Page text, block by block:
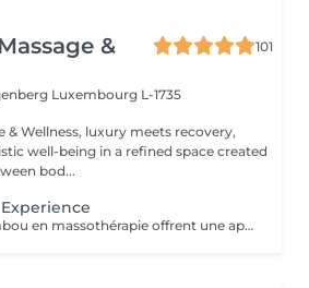
&
101
Luxembourg L-1735
& Wellness, luxury meets recovery,
well-being in a refined space created
bod...
Les ventouses en bambou en massothérapie offrent une approche naturelle, douce et non invasive pour le soin du corps Elles agissent en profondeur tout en respectant les tissus, sans provoquer de douleur ni de marques. Bienfaits principaux : Stimulent la microcirculation sanguine et améliorent l'oxygénation des tissus Favorisent la récupération musculaire et réduisent les tensions, notamment au niveau du dos et de la nuque Produisent un effet de drainage lymphatique, aidant à diminuer les dèmes Améliorent la tonicité et l'élasticité de la peau Induisent une relaxation profonde, bénéfique en cas de stress Grâce aux propriétés naturelles du bambou, le massage se caractérise par un glissement fluide et une pression maîtrisée, garantissant un soin confortable et non traumatique. Contre-indications : Affections cutanées inflammatoires, varices, hypertension artérielle sévère, fragilité vasculaire.